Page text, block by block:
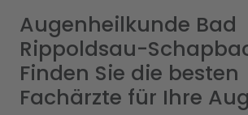
Augenheilkunde Bad
Rippoldsau-
Finden Sie die besten
Fachärzte für Ihre